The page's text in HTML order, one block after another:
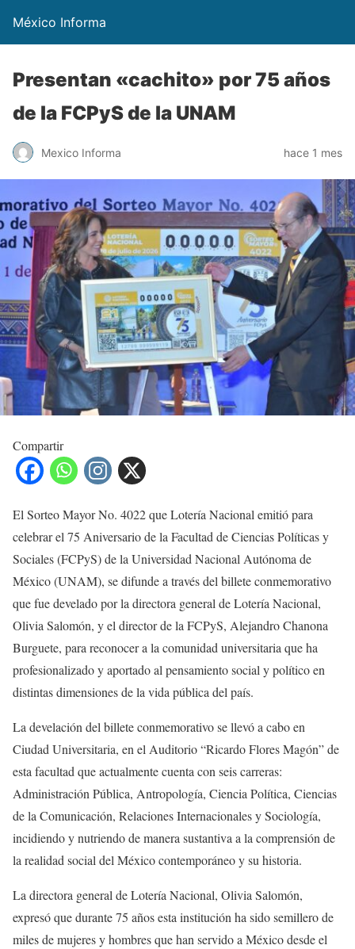
México Informa
Presentan «cachito» por 75 años
de la FCPyS de la UNAM
Mexico Informa hace 1 mes
Compartir
El Sorteo Mayor No. 4022 que Lotería Nacional emitió para
celebrar el 75 Aniversario de la Facultad de Ciencias Políticas y
Sociales (FCPyS) de la Universidad Nacional Autónoma de
México (UNAM), se difunde a través del billete conmemorativo
que fue develado por la directora general de Lotería Nacional,
Olivia Salomón, y el director de la FCPyS, Alejandro Chanona
Burguete, para reconocer a la comunidad universitaria que ha
profesionalizado y aportado al pensamiento social y político en
distintas dimensiones de la vida pública del país.
La develación del billete conmemorativo se llevó a cabo en
Ciudad Universitaria, en el Auditorio “Ricardo Flores Magón” de
esta facultad que actualmente cuenta con seis carreras:
Administración Pública, Antropología, Ciencia Política, Ciencias
de la Comunicación, Relaciones Internacionales y Sociología,
incidiendo y nutriendo de manera sustantiva a la comprensión de
la realidad social del México contemporáneo y su historia.
La directora general de Lotería Nacional, Olivia Salomón,
expresó que durante 75 años esta institución ha sido semillero de
miles de mujeres y hombres que han servido a México desde el